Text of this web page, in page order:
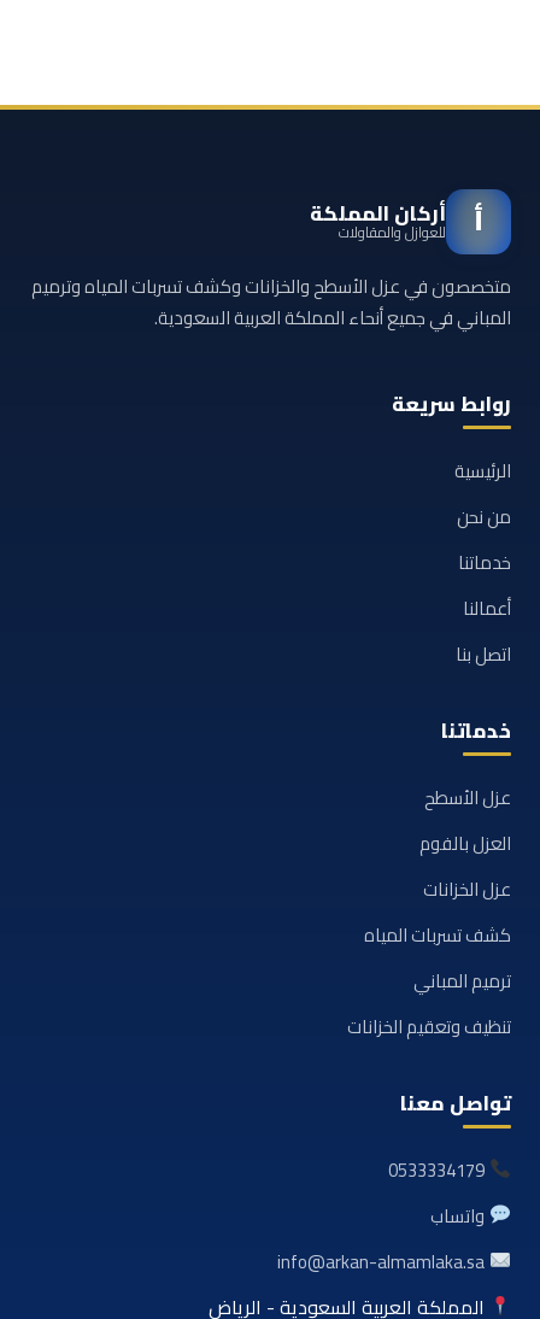
أ أركان المملكة
للعوازل والمقاولات
متخصصون في عزل الأسطح والخزانات وكشف تسربات المياه وترميم
المباني في جميع أنحاء المملكة العربية السعودية.
روابط سريعة
الرئيسية
من نحن
خدماتنا
أعمالنا
اتصل بنا
خدماتنا
عزل الأسطح
العزل بالفوم
عزل الخزانات
كشف تسربات المياه
ترميم المباني
تنظيف وتعقيم الخزانات
تواصل معنا
0533334179
واتساب
info@arkan-almamlaka.sa
المملكة العربية السعودية - الرياض